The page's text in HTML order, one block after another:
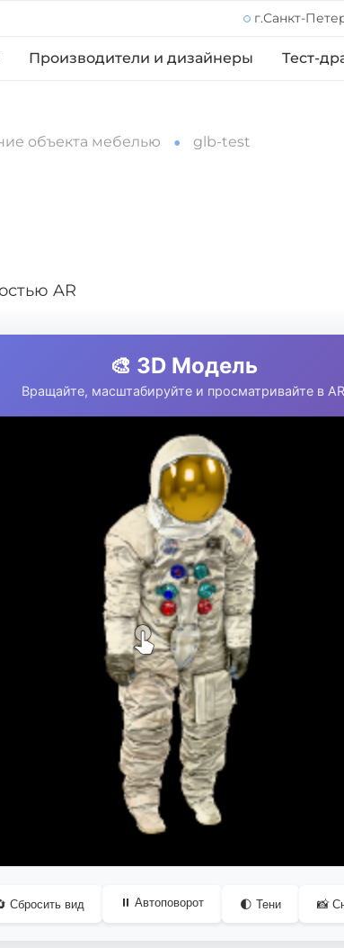
г.Санкт-
Производители и дизайнеры Тест-
объекта мебелью glb-test
AR